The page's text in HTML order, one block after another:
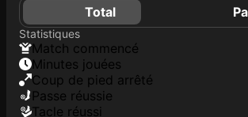
Total
Statistiques
match commencé
minutes jouées
coup de pied arrêté
Passe réussie
tacle réussi